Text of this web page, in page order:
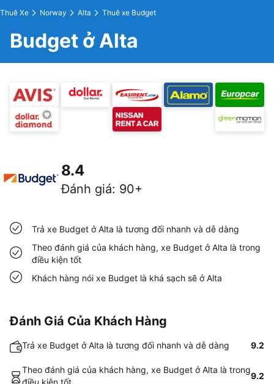
Thuê Xe Norway Alta Thuê xe Budget
Budget ở Alta
8.4
Đánh giá: 90+
Trả xe Budget ở Alta là tương đối nhanh và dễ dàng
Theo đánh giá của khách hàng, xe Budget ở Alta là trong
điều kiện tốt
Khách hàng nói xe Budget là khá sạch sẽ ở Alta
Đánh Giá Của Khách Hàng
Trả xe Budget ở Alta là tương đối nhanh và dễ dàng 9.2
Theo đánh giá của khách hàng, xe Budget ở Alta là trong
điều kiện tốt
9.2